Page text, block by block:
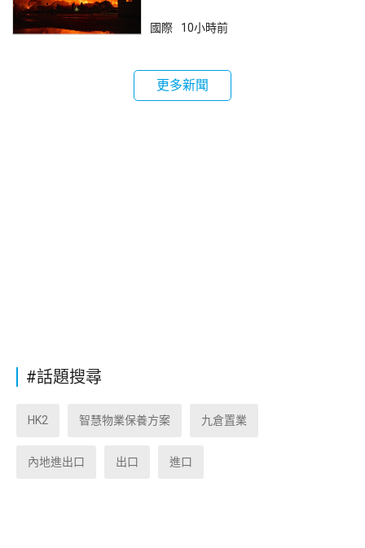
國際 10小時前
更多新聞
#話題搜尋
HK2 智慧物業保養方案 九倉置業
內地進出口 出口 進口